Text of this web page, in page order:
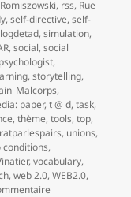
Romiszowski, rss, Rue
,self-directive,self-
,simulation,
,social,social
,
,storytelling,
,
paper,t @ d,task,
,thème,tools,top,
, unions,
conditions,
,vocabulary,
,web 2.0,WEB2.0,